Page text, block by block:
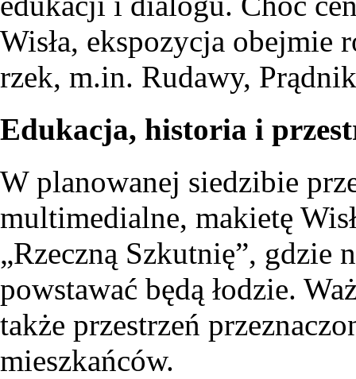
Wisła, ekspozycja
rzek, m.in. Rudawy,
Edukacja, historia i
W planowanej siedzibie
multimedialne, makietę
„Rzeczną Szkutnię”, gdzie
powstawać będą łodzie.
także przestrzeń
mieszkańców.